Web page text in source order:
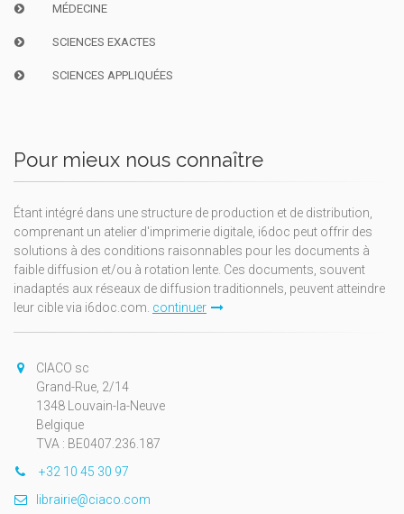
MÉDECINE
SCIENCES EXACTES
SCIENCES APPLIQUÉES
Pour mieux nous connaître
Étant intégré dans une structure de production et de distribution,
comprenant un atelier d'imprimerie digitale, i6doc peut offrir des
solutions à des conditions raisonnables pour les documents à
faible diffusion et/ou à rotation lente. Ces documents, souvent
inadaptés aux réseaux de diffusion traditionnels, peuvent atteindre
leur cible via i6doc.com. continuer
CIACO sc
Grand-Rue, 2/14
1348 Louvain-la-Neuve
Belgique
TVA : BE0407.236.187
+32 10 45 30 97
librairie@ciaco.com